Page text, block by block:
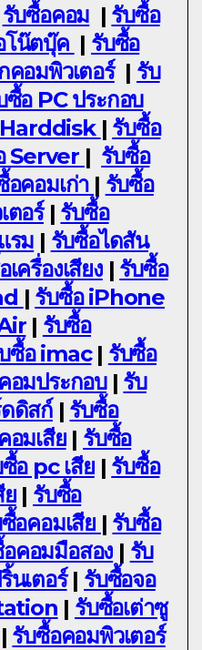
รับซื้อคอม | รับซื้อ
โน๊ตบุ๊ค | รับซื้อ
คอมพิวเตอร์| รับ
ซื้อ PC ประกอบ
| รับซื้อ
Server | รับซื้อ
อคอมเก่า | รับซื้อ
ตอร์| รับซื้อ
รม | รับซื้อไดสัน
เครื่องเสียง| รับซื้อ
| รับซื้อ iPhone
| รับซื้อ
ซื้อ imac| รับซื้อ
อมประกอบ| รับ
ดิสก์ | รับซื้อ
อมเสีย| รับซื้อ
อ pc เสีย| รับซื้อ
| รับซื้อ
อคอมเสีย | รับซื้อ
คอมมือสอง | รับ
นเตอร์| รับซื้อจอ
| รับซื้อเต่าซู
| รับซื้อคอมพิวเตอร์